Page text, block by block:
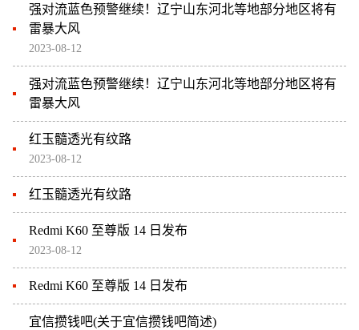
强对流蓝色预警继续！辽宁山东河北等地部分地区将有
雷暴大风
2023-08-12
强对流蓝色预警继续！辽宁山东河北等地部分地区将有
雷暴大风
红玉髓透光有纹路
2023-08-12
红玉髓透光有纹路
Redmi K60 至尊版 14 日发布
2023-08-12
Redmi K60 至尊版 14 日发布
宜信攒钱吧(关于宜信攒钱吧简述)